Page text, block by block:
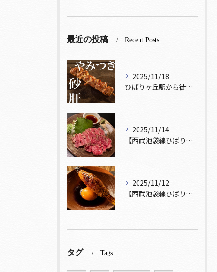
最近の投稿 Recent Posts
2025/11/18
ひばりヶ丘駅から徒歩5分🚶‍♀️雰囲気の良い居酒屋をお探しな...
2025/11/14
【西武池袋線ひばりヶ丘駅】から徒歩5分🚶
2025/11/12
【西武池袋線ひばりヶ丘駅】から徒歩5分圏内🚶‍♀️！
タグ Tags